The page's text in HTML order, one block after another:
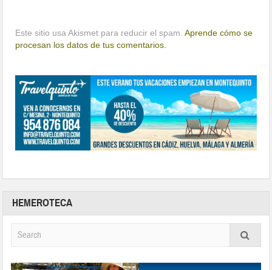
Este sitio usa Akismet para reducir el spam.Aprende cómo se
procesan los datos de tus comentarios.
HEMEROTECA